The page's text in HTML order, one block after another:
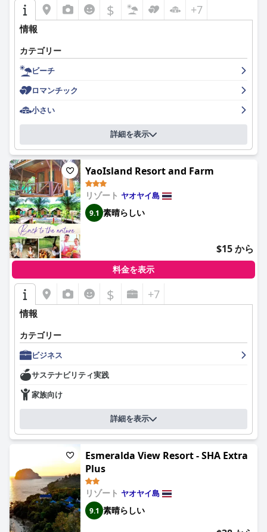
リゾートはまた、客室と、庭園、レストラン、プール、ビーチエ
リアなどの共用エリアの両方が手入れが行き届いており、清潔さ
の点で高い評価を得ています。ハウスキーピングスタッフは、そ
の徹底さと日々のメンテナンスで称賛されており、ゲストのポジ
ティブな体験をさらに高めています。
切さは頻繁に指摘されており、ゲストはその手配の良さと温かい
人柄に感謝しています。時折言葉の壁はありますが、スタッフの
献身とホスピタリティは滞在を大幅に向上させ、温かく快適な雰
囲気を作り出しています。
素晴らしい海の景色を望むプライベートプールや共有プールなど
のリゾートのプールは、清潔さとメンテナンスで好評を得ていま
す。これらのプールは、ゲストが大切にしている静かでリラック
スできる環境に貢献しています。ビーチ自体は、美しく、清潔
で、手入れが行き届いており、魅力的なターコイズブルーの海が
あることで強調されています。穏やかで親密なビーチの設定は、
家族旅行や静かな休暇に最適です。
家族向けの宿泊施設と居心地の良い雰囲気により、ヤオヤイビー
チリゾートは旅行家族に人気があります。スタッフの子供たちへ
の関わりと全体的な温かい環境は、一部の低予算の客室での小さ
な問題にもかかわらず、思い出に残る家族旅行に貢献していま
す。
要約すると、ヤオヤイビーチリゾートは、その静かなビーチフロ
ントのロケーション、質の高い食事、快適で清潔な宿泊施設、そ
して卓越したスタッフサービスで高く評価されています。改善の
余地はわずかにありますが、リゾートは海辺での平和でリラック
スした休日を求める人々にとって望ましい目的地であり続けてい
ます。
$ +7
情報
カテゴリー
ビーチ
ロマンチック
小さい
詳細を表示
YaoIsland Resort and Farm
リゾート ヤオヤイ島
9.1 素晴らしい
$15 から
料金を表示
$ +7
情報
カテゴリー
ビジネス
サステナビリティ実践
家族向け
詳細を表示
Esmeralda View Resort - SHA Extra
Plus
リゾート ヤオヤイ島
9.1 素晴らしい